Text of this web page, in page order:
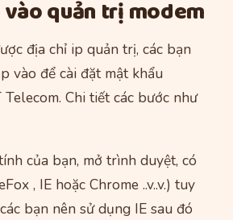
quản trị modem
địa chỉ ip quản trị, các bạn
vào để cài đặt mật khẩu
Chi tiết các bước như
của bạn, mở trình duyệt, có
, IE hoặc Chrome ..v..v.) tuy
bạn nên sử dụng IE sau đó